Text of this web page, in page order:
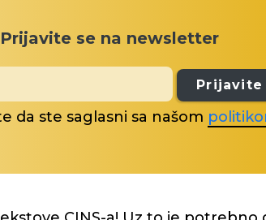
Prijavite se na newsletter
Prijavite
da ste saglasni sa našom